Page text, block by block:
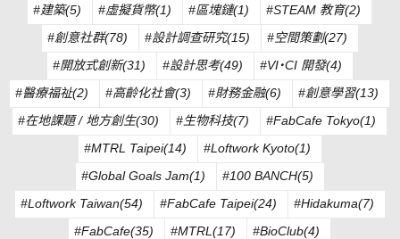
#建築(5)
#虛擬貨幣(1) #區塊鏈(1)
#STEAM 教育(2)
#創意社群(78)
#設計調查研究(15)
#空間策劃(27)
#開放式創新(31)
#設計思考(49)
#VI・CI 開發(4)
#醫療福祉(2)
#高齡化社會(3) #財務金融(6)
#創意學習(13)
#在地課題 / 地方創生(30)
#生物科技(7)
#FabCafe Tokyo(1)
#MTRL Taipei(14)
#Loftwork Kyoto(1)
#Global Goals Jam(1)
#100 BANCH(5)
#Loftwork Taiwan(54)
#FabCafe Taipei(24)
#Hidakuma(7)
#FabCafe(35)
#MTRL(17) #BioClub(4)